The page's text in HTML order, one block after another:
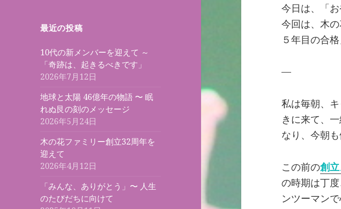
最近の投稿
10代の新メンバーを迎えて ～
「奇跡は、起きるべきです」
2026年7月12日
地球と太陽 46億年の物語 〜 眠
れぬ艮の刻のメッセージ
2026年5月24日
木の花ファミリー創立32周年を
迎えて
2026年4月12日
「みんな、ありがとう」〜 人生
のたびだちに向けて
今日は、「
今回は、木
５年目の合格
—
私は毎朝、
きに来て、
なり、今朝
この前の創
の時期は丁
ンツーマン